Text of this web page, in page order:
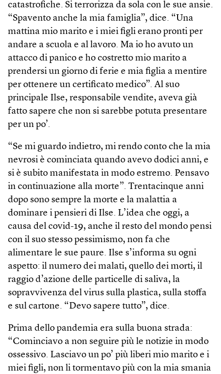
catastrofiche. Si terrorizza da sola con le sue ansie.
“Spavento anche la mia famiglia”, dice. “Una
mattina mio marito e i miei figli erano pronti per
andare a scuola e al lavoro. Ma io ho avuto un
attacco di panico e ho costretto mio marito a
prendersi un giorno di ferie e mia figlia a mentire
per ottenere un certificato medico”. Al suo
principale Ilse, responsabile vendite, aveva già
fatto sapere che non si sarebbe potuta presentare
per un po’.
“Se mi guardo indietro, mi rendo conto che la mia
nevrosi è cominciata quando avevo dodici anni, e
si è subito manifestata in modo estremo. Pensavo
in continuazione alla morte”. Trentacinque anni
dopo sono sempre la morte e la malattia a
dominare i pensieri di Ilse. L’idea che oggi, a
causa del covid-19, anche il resto del mondo pensi
con il suo stesso pessimismo, non fa che
alimentare le sue paure. Ilse s’informa su ogni
aspetto: il numero dei malati, quello dei morti, il
raggio d’azione delle particelle di saliva, la
sopravvivenza del virus sulla plastica, sulla stoffa
e sul cartone. “Devo sapere tutto”, dice.
Prima dello pandemia era sulla buona strada:
“Cominciavo a non seguire più le notizie in modo
ossessivo. Lasciavo un po’ più liberi mio marito e i
miei figli, non li tormentavo più con la mia smania